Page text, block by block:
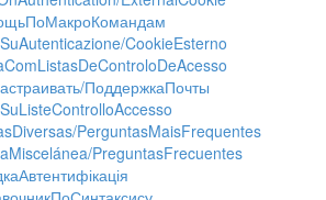
CookieEsterno
ПоддержкаПочты
PerguntasMaisFrequentes
PreguntasFrecuentes